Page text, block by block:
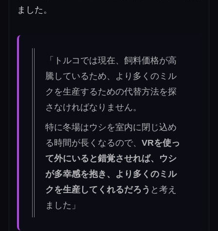
ました。
「トルコでは現在、飼料価格が高
騰しているため、より多くのミル
クを生産するための代替方法を探
さなければなりません。
特に冬場はウシを室内に閉じ込め
る時間が長くなるので、 VRを使っ
て外にいると錯覚させれば、ウシ
が多幸感を抱き、より多くのミル
クを生産してくれるだろう と考え
ました」